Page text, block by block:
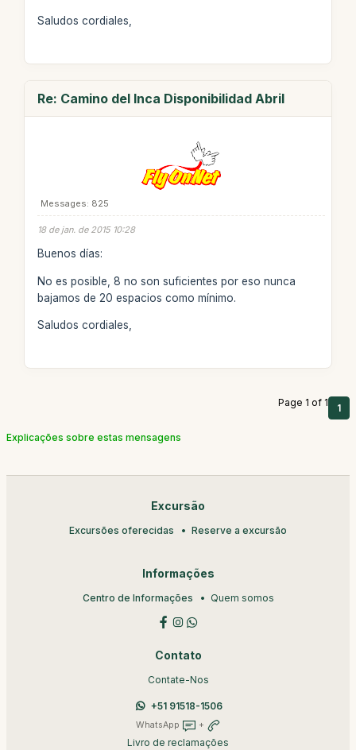
Saludos cordiales,
Re: Camino del Inca Disponibilidad Abril
Messages: 825
18 de jan. de 2015 10:28
Buenos días:
No es posible, 8 no son suficientes por eso nunca
bajamos de 20 espacios como mínimo.
Saludos cordiales,
Page 1 of 1 1
Explicações sobre estas mensagens
Excursão
Excursões oferecidas Reserve a excursão
Informações
Centro de Informações Quem somos
Contato
Contate-Nos
+51 91518-1506
WhatsApp +
Livro de reclamações